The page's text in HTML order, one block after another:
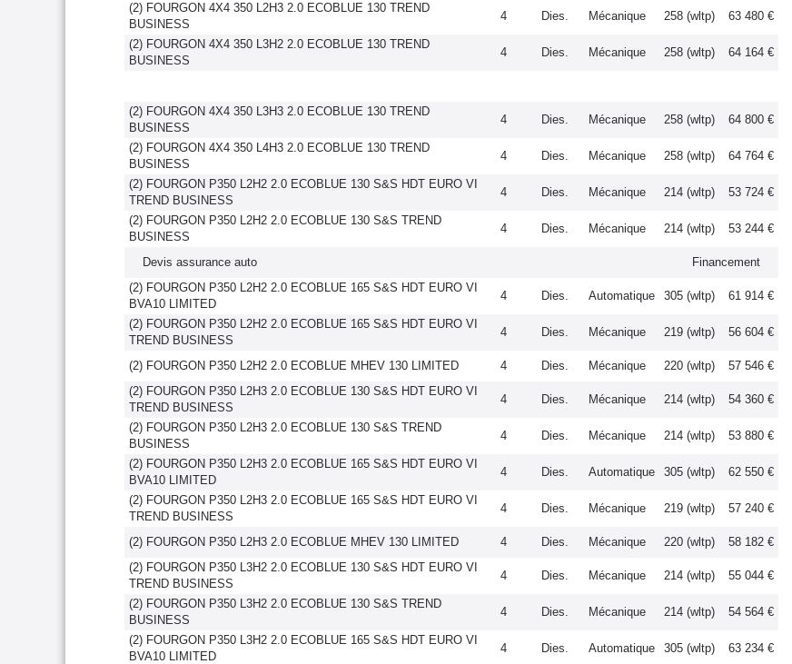
(2) FOURGON 4X4 350 L2H3 2.0 ECOBLUE 130 TREND
BUSINESS
4 Dies. Mécanique 258 (wltp) 63 480 €
(2) FOURGON 4X4 350 L3H2 2.0 ECOBLUE 130 TREND
BUSINESS
4 Dies. Mécanique 258 (wltp) 64 164 €
(2) FOURGON 4X4 350 L3H3 2.0 ECOBLUE 130 TREND
BUSINESS
4 Dies. Mécanique 258 (wltp) 64 800 €
(2) FOURGON 4X4 350 L4H3 2.0 ECOBLUE 130 TREND
BUSINESS
4 Dies. Mécanique 258 (wltp) 64 764 €
(2) FOURGON P350 L2H2 2.0 ECOBLUE 130 S&S HDT EURO VI
TREND BUSINESS
4 Dies. Mécanique 214 (wltp) 53 724 €
(2) FOURGON P350 L2H2 2.0 ECOBLUE 130 S&S TREND
BUSINESS
4 Dies. Mécanique 214 (wltp) 53 244 €
Devis assurance auto
Financement
(2) FOURGON P350 L2H2 2.0 ECOBLUE 165 S&S HDT EURO VI
BVA10 LIMITED
4 Dies. Automatique 305 (wltp) 61 914 €
(2) FOURGON P350 L2H2 2.0 ECOBLUE 165 S&S HDT EURO VI
TREND BUSINESS
4 Dies. Mécanique 219 (wltp) 56 604 €
(2) FOURGON P350 L2H2 2.0 ECOBLUE MHEV 130 LIMITED 4 Dies. Mécanique 220 (wltp)
57 546 €
(2) FOURGON P350 L2H3 2.0 ECOBLUE 130 S&S HDT EURO VI
TREND BUSINESS
4 Dies. Mécanique 214 (wltp) 54 360 €
(2) FOURGON P350 L2H3 2.0 ECOBLUE 130 S&S TREND
BUSINESS
4 Dies. Mécanique 214 (wltp) 53 880 €
(2) FOURGON P350 L2H3 2.0 ECOBLUE 165 S&S HDT EURO VI
BVA10 LIMITED
4 Dies. Automatique 305 (wltp) 62 550 €
(2) FOURGON P350 L2H3 2.0 ECOBLUE 165 S&S HDT EURO VI
TREND BUSINESS
4 Dies. Mécanique 219 (wltp) 57 240 €
(2) FOURGON P350 L2H3 2.0 ECOBLUE MHEV 130 LIMITED 4 Dies. Mécanique 220 (wltp)
58 182 €
(2) FOURGON P350 L3H2 2.0 ECOBLUE 130 S&S HDT EURO VI
TREND BUSINESS
4 Dies. Mécanique 214 (wltp) 55 044 €
(2) FOURGON P350 L3H2 2.0 ECOBLUE 130 S&S TREND
BUSINESS
4 Dies. Mécanique 214 (wltp) 54 564 €
(2) FOURGON P350 L3H2 2.0 ECOBLUE 165 S&S HDT EURO VI
BVA10 LIMITED
4 Dies. Automatique 305 (wltp) 63 234 €